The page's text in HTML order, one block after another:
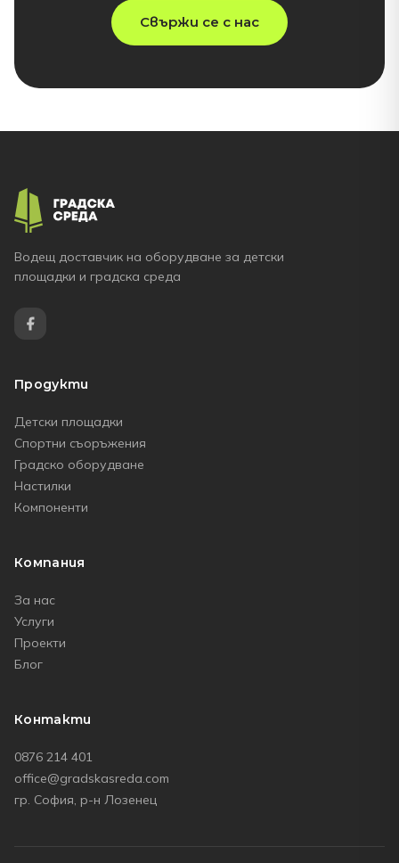
Свържи се с нас
Водещ доставчик на оборудване за детски
площадки и градска среда
Продукти
Детски площадки
Спортни съоръжения
Градско оборудване
Настилки
Компоненти
Компания
За нас
Услуги
Проекти
Блог
Контакти
0876 214 401
office@gradskasreda.com
гр. София, р-н Лозенец